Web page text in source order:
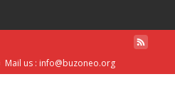
Mail us : info@buzoneo.org